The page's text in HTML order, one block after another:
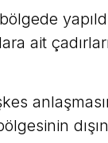
ait